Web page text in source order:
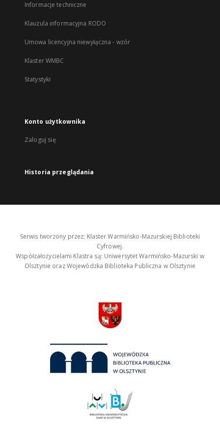
Informacje techniczne
Klauzula informacyjna RODO
Umowa licencyjna niewyłączna - wzór
Klaster WMBC
Statystyki
Konto użytkownika
Zaloguj się
Historia przeglądania
Serwis tworzony przez: Klaster Warmińsko-Mazurskiej Biblioteki
Cyfrowej.
Współzałożycielami Klastra są: Uniwersytet Warmińsko-Mazurski w
Olsztynie oraz Wojewódzka Biblioteka Publiczna w Olsztynie